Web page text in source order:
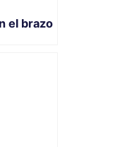
el brazo